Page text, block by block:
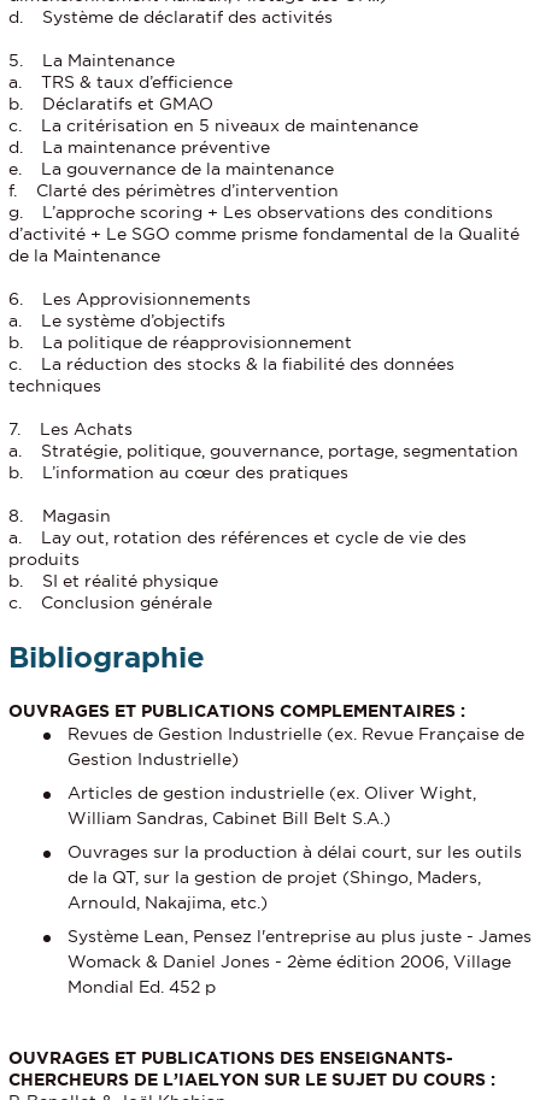
d. Système de déclaratif des activités
5. La Maintenance
a. TRS & taux d’efficience
b. Déclaratifs et GMAO
c. La critérisation en 5 niveaux de maintenance
d. La maintenance préventive
e. La gouvernance de la maintenance
f. Clarté des périmètres d’intervention
g. L’approche scoring + Les observations des conditions
d’activité + Le SGO comme prisme fondamental de la Qualité
de la Maintenance
6. Les Approvisionnements
a. Le système d’objectifs
b. La politique de réapprovisionnement
c. La réduction des stocks & la fiabilité des données
techniques
7. Les Achats
a. Stratégie, politique, gouvernance, portage, segmentation
b. L’information au cœur des pratiques
8. Magasin
a. Lay out, rotation des références et cycle de vie des
produits
b. SI et réalité physique
c. Conclusion générale
Bibliographie
OUVRAGES ET PUBLICATIONS COMPLEMENTAIRES :
Revues de Gestion Industrielle (ex. Revue Française de
Gestion Industrielle)
Articles de gestion industrielle (ex. Oliver Wight,
William Sandras, Cabinet Bill Belt S.A.)
Ouvrages sur la production à délai court, sur les outils
de la QT, sur la gestion de projet (Shingo, Maders,
Arnould, Nakajima, etc.)
Système Lean, Pensez l'entreprise au plus juste - James
Womack & Daniel Jones - 2ème édition 2006, Village
Mondial Ed. 452 p
OUVRAGES ET PUBLICATIONS DES ENSEIGNANTS-
CHERCHEURS DE L’IAELYON SUR LE SUJET DU COURS :